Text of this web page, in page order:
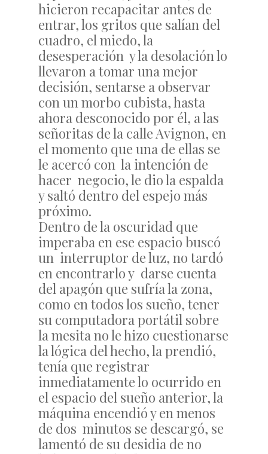
hicieron recapacitar antes de
entrar, los gritos que salían del
cuadro, el miedo, la
desesperación y la desolación lo
llevaron a tomar una mejor
decisión, sentarse a observar
con un morbo cubista, hasta
ahora desconocido por él, a las
señoritas de la calle Avignon, en
el momento que una de ellas se
le acercó con la intención de
hacer negocio, le dio la espalda
y saltó dentro del espejo más
próximo.
Dentro de la oscuridad que
imperaba en ese espacio buscó
un interruptor de luz, no tardó
en encontrarlo y darse cuenta
del apagón que sufría la zona,
como en todos los sueño, tener
su computadora portátil sobre
la mesita no le hizo cuestionarse
la lógica del hecho, la prendió,
tenía que registrar
inmediatamente lo ocurrido en
el espacio del sueño anterior, la
máquina encendió y en menos
de dos minutos se descargó, se
lamentó de su desidia de no